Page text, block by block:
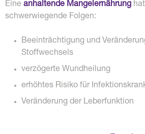
Eine anhaltende Mangelernährung
schwerwiegende Folgen:
Beeinträchtigung und
Stoffwechsels
verzögerte Wundheilung
erhöhtes Risiko für
Veränderung der Leberfunktion